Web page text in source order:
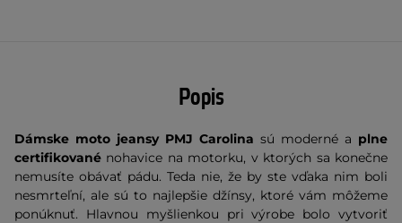
Popis
Dámske moto jeansy PMJ Carolina sú moderné a plne
certifikované nohavice na motorku, v ktorých sa konečne
nemusíte obávať pádu. Teda nie, že by ste vďaka nim boli
nesmrteľní, ale sú to najlepšie džínsy, ktoré vám môžeme
ponúknuť. Hlavnou myšlienkou pri výrobe bolo vytvoriť